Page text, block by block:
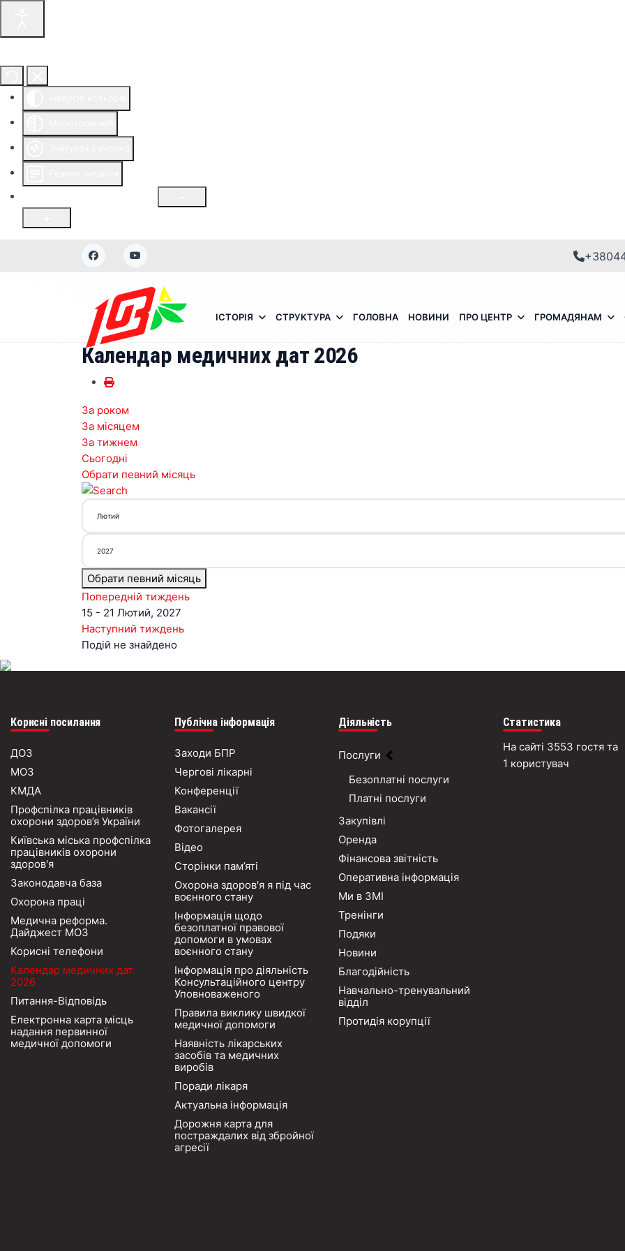
ІСТОРІЯ СТРУКТУРА ГОЛОВНА НОВИНИ ПРО ЦЕНТР ГРОМАДЯНАМ
Календар медичних дат 2026
За роком
За місяцем
За тижнем
Сьогодні
Обрати певний місяць
Обрати певний місяць
Попередній тиждень
15 - 21 Лютий, 2027
Наступний тиждень
Подій не знайдено
Корисні посилання
ДОЗ
МОЗ
КМДА
Профспілка працівників
охорони здоров’я України
Київська міська профспілка
працівників охорони
здоров'я
Законодавча база
Охорона праці
Медична реформа.
Дайджест МОЗ
Корисні телефони
Календар медичних дат
2026
Питання-Відповідь
Електронна карта місць
надання первинної
медичної допомоги
Публічна інформація
Заходи БПР
Чергові лікарні
Конференції
Вакансії
Фотогалерея
Відео
Сторінки пам’яті
Охорона здоров'я я під час
воєнного стану
Інформація щодо
безоплатної правової
допомоги в умовах
воєнного стану
Інформація про діяльність
Консультаційного центру
Уповноваженого
Правила виклику швидкої
медичної допомоги
Наявність лікарських
засобів та медичних
виробів
Поради лікаря
Актуальна інформація
Дорожня карта для
постраждалих від збройної
агресії
Діяльність
Послуги
Безоплатні послуги
Платні послуги
Закупівлі
Оренда
Фінансова звітність
Оперативна інформація
Ми в ЗМІ
Тренінги
Подяки
Новини
Благодійність
Навчально-тренувальний
відділ
Протидія корупції
Статистика
На сайті 3553 гостя та
1 користувач